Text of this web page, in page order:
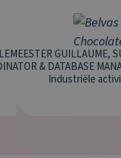
GUILLAUME,
& DATABASE
Industriële